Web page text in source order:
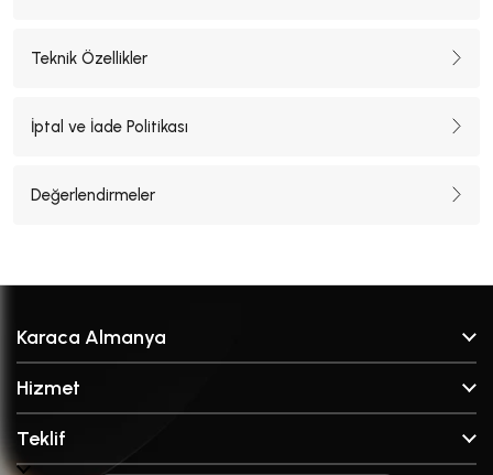
Teknik Özellikler
İptal ve İade Politikası
Değerlendirmeler
Karaca Almanya
Hakkımızda
Markalar
Kırık Parça Talep Formu
Hizmet
SSS
Teklif